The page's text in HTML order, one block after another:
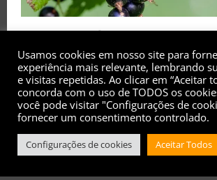
Black Currant é a fruta de 2026 rara
Redação MC 0
Copyright© 2017 - 2026 - Todos
Usamos cookies em nosso site para
experiência mais relevante, lembrando
e visitas repetidas. Ao clicar em “Aceitar
concorda com o uso de TODOS os
você pode visitar "Configurações de
fornecer um consentimento controlado.
Configurações de cookies Aceitar Todos